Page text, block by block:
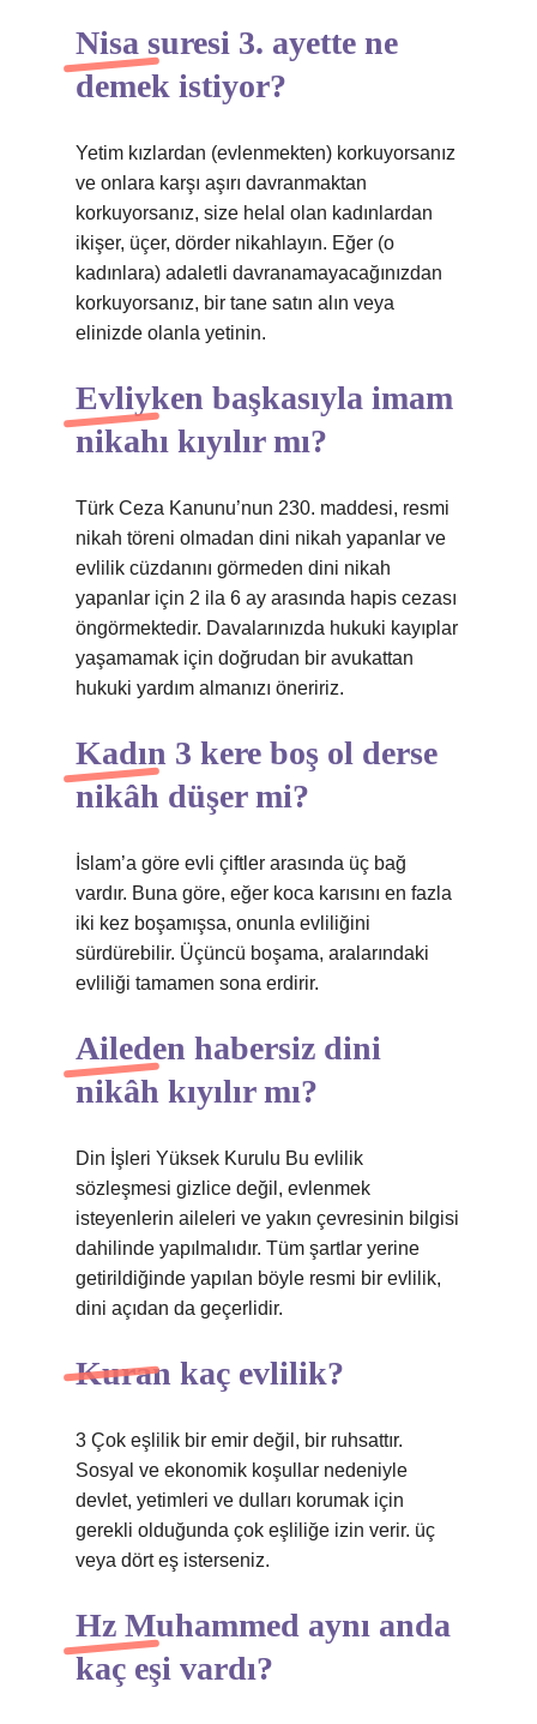
Nisa suresi 3. ayette ne
demek istiyor?
Yetim kızlardan (evlenmekten) korkuyorsanız
ve onlara karşı aşırı davranmaktan
korkuyorsanız, size helal olan kadınlardan
ikişer, üçer, dörder nikahlayın. Eğer (o
kadınlara) adaletli davranamayacağınızdan
korkuyorsanız, bir tane satın alın veya
elinizde olanla yetinin.
Evliyken başkasıyla imam
nikahı kıyılır mı?
Türk Ceza Kanunu’nun 230. maddesi, resmi
nikah töreni olmadan dini nikah yapanlar ve
evlilik cüzdanını görmeden dini nikah
yapanlar için 2 ila 6 ay arasında hapis cezası
öngörmektedir. Davalarınızda hukuki kayıplar
yaşamamak için doğrudan bir avukattan
hukuki yardım almanızı öneririz.
Kadın 3 kere boş ol derse
nikâh düşer mi?
İslam’a göre evli çiftler arasında üç bağ
vardır. Buna göre, eğer koca karısını en fazla
iki kez boşamışsa, onunla evliliğini
sürdürebilir. Üçüncü boşama, aralarındaki
evliliği tamamen sona erdirir.
Aileden habersiz dini
nikâh kıyılır mı?
Din İşleri Yüksek Kurulu Bu evlilik
sözleşmesi gizlice değil, evlenmek
isteyenlerin aileleri ve yakın çevresinin bilgisi
dahilinde yapılmalıdır. Tüm şartlar yerine
getirildiğinde yapılan böyle resmi bir evlilik,
dini açıdan da geçerlidir.
Kuran kaç evlilik?
3 Çok eşlilik bir emir değil, bir ruhsattır.
Sosyal ve ekonomik koşullar nedeniyle
devlet, yetimleri ve dulları korumak için
gerekli olduğunda çok eşliliğe izin verir. üç
veya dört eş isterseniz.
Hz Muhammed aynı anda
kaç eşi vardı?